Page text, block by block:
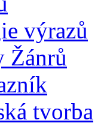
výrazů
Žánrů
tvorba